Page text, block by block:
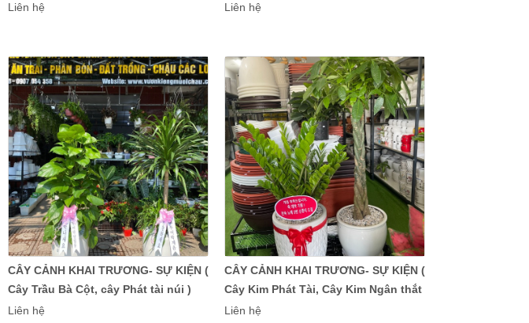
Liên hệ
Liên hệ
CÂY CẢNH KHAI TRƯƠNG- SỰ KIỆN (
Cây Trầu Bà Cột, cây Phát tài núi )
Liên hệ
CÂY CẢNH KHAI TRƯƠNG- SỰ KIỆN (
Cây Kim Phát Tài, Cây Kim Ngân thắt
bím 2)
Liên hệ